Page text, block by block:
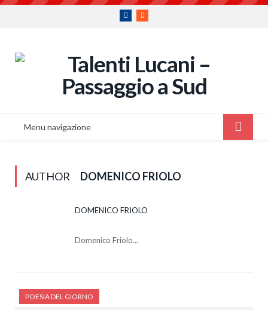
Facebook
RSS
Menu navigazione
AUTHOR DOMENICO FRIOLO
DOMENICO FRIOLO
Domenico Friolo...
POESIA DEL GIORNO